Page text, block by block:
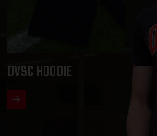
DVSC HOODIE